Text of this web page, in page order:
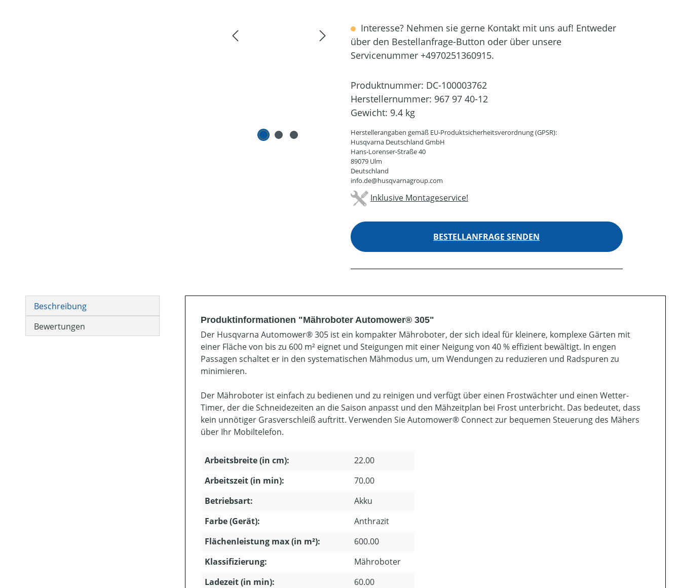
Interesse? Nehmen sie gerne Kontakt mit uns auf! Entweder
über den Bestellanfrage-Button oder über unsere
Servicenummer +4970251360915.
Produktnummer: DC-100003762
Herstellernummer: 967 97 40-12
Gewicht: 9.4 kg
Herstellerangaben gemäß EU-Produktsicherheitsverordnung (GPSR):
Husqvarna Deutschland GmbH
Hans-Lorenser-Straße 40
89079 Ulm
Deutschland
info.de@husqvarnagroup.com
Inklusive Montageservice!
BESTELLANFRAGE SENDEN
Beschreibung
Bewertungen
Produktinformationen "Mähroboter Automower® 305"
Der Husqvarna Automower® 305 ist ein kompakter Mähroboter, der sich ideal für kleinere, komplexe Gärten mit
einer Fläche von bis zu 600 m² eignet und Steigungen mit einer Neigung von 40 % effizient bewältigt. In engen
Passagen schaltet er in den systematischen Mähmodus um, um Wendungen zu reduzieren und Radspuren zu
minimieren.
Der Mähroboter ist einfach zu bedienen und zu reinigen und verfügt über einen Frostwächter und einen Wetter-
Timer, der die Schneidezeiten an die Saison anpasst und den Mähzeitplan bei Frost unterbricht. Das bedeutet, dass
kein unnötiger Grasverschleiß auftritt. Verwenden Sie Automower® Connect zur bequemen Steuerung des Mähers
über Ihr Mobiltelefon.
Arbeitsbreite (in cm):
22.00
Arbeitszeit (in min):
70.00
Betriebsart:
Akku
Farbe (Gerät):
Anthrazit
Flächenleistung max (in m²):
600.00
Klassifizierung:
Mähroboter
Ladezeit (in min):
60.00